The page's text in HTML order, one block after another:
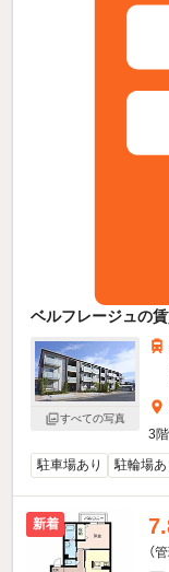
ベルフレージュの
すべての写真
3
駐車場あり
駐輪場あ
新着
（